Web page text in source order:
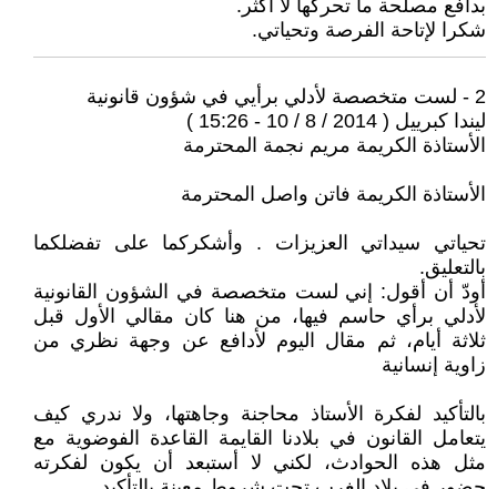
بدافع مصلحة ما تحركها لا أكثر.
شكرا لإتاحة الفرصة وتحياتي.
2 - لست متخصصة لأدلي برأيي في شؤون قانونية
ليندا كبرييل ( 2014 / 8 / 10 - 15:26 )
الأستاذة الكريمة مريم نجمة المحترمة
الأستاذة الكريمة فاتن واصل المحترمة
تحياتي سيداتي العزيزات . وأشكركما على تفضلكما
بالتعليق.
أودّ أن أقول: إني لست متخصصة في الشؤون القانونية
لأدلي برأي حاسم فيها، من هنا كان مقالي الأول قبل
ثلاثة أيام، ثم مقال اليوم لأدافع عن وجهة نظري من
زاوية إنسانية
بالتأكيد لفكرة الأستاذ محاجنة وجاهتها، ولا ندري كيف
يتعامل القانون في بلادنا القايمة القاعدة الفوضوية مع
مثل هذه الحوادث، لكني لا أستبعد أن يكون لفكرته